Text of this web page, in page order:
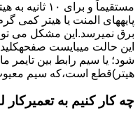
مستقیماً و
پایههای اﻟﻤﻨﺖ یا هیتر کمی
ﺑﺮق نمیرسد.اﯾﻦ ﻣﺸﮑﻞ می
این حالت میبایست
شود؛ ﯾﺎ ﺳﯿﻢ راﺑﻂ ﺑﯿﻦ ﺗﺎﯾﻤﺮ
ﻫﯿﺘﺮ)ﻗﻄﻊ اﺳﺖ،ﮐﻪ ﺳﯿﻢ
چه کار کنیم به